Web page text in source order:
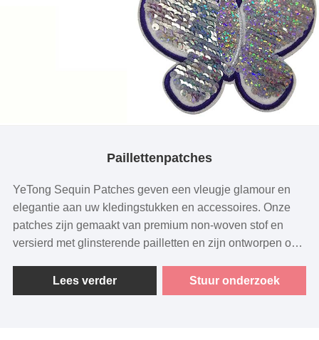
Paillettenpatches
YeTong Sequin Patches geven een vleugje glamour en
elegantie aan uw kledingstukken en accessoires. Onze
patches zijn gemaakt van premium non-woven stof en
versierd met glinsterende pailletten en zijn ontworpen om
tillen. Elke patch is voorzien van een zelfklevende
achterkant met hitteverzegeling voor eenvoudig
Lees verder Stuur onderzoek